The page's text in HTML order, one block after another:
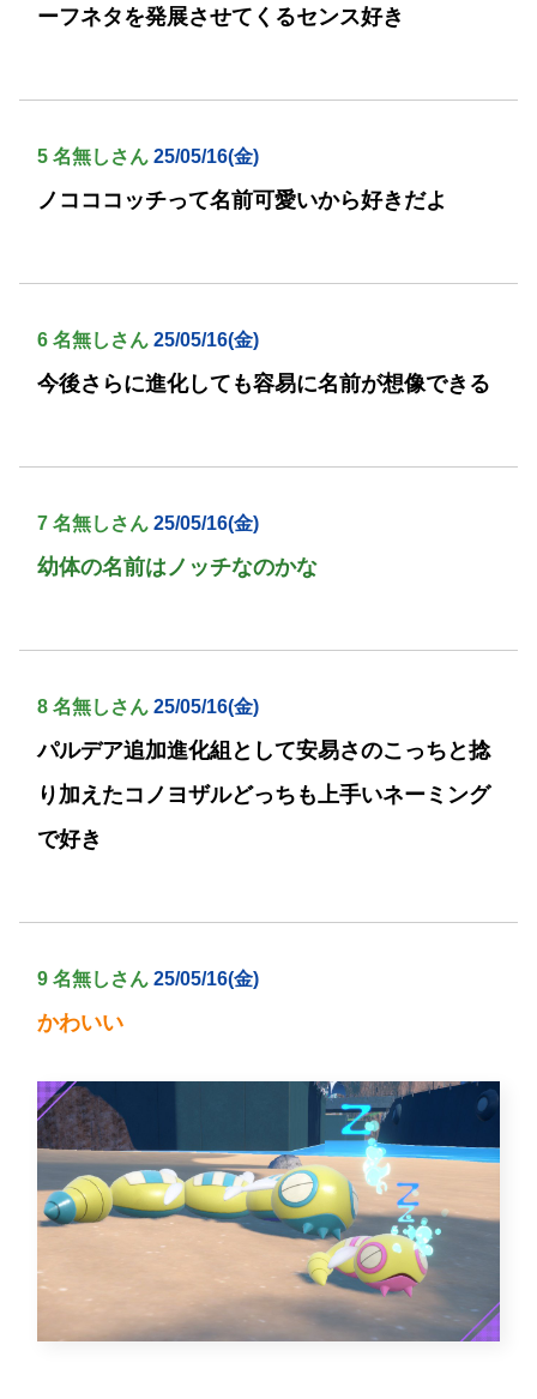
ーフネタを発展させてくるセンス好き
5 名無しさん 25/05/16(金)
ノコココッチって名前可愛いから好きだよ
6 名無しさん 25/05/16(金)
今後さらに進化しても容易に名前が想像できる
7 名無しさん 25/05/16(金)
幼体の名前はノッチなのかな
8 名無しさん 25/05/16(金)
パルデア追加進化組として安易さのこっちと捻
り加えたコノヨザルどっちも上手いネーミング
で好き
9 名無しさん 25/05/16(金)
かわいい